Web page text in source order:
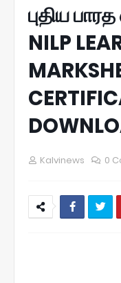
புதிய
NILP
Kalvinews 0